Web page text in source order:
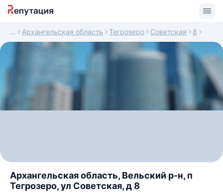
Архангельская область Тегрозеро Советская 8
Архангельская область, Вельский р-н, п
Тегрозеро, ул Советская, д 8